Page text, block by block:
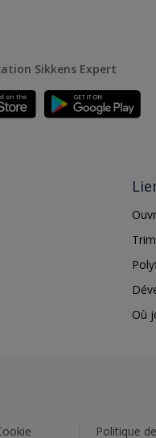
Sikkens Expert
Où
Politique de